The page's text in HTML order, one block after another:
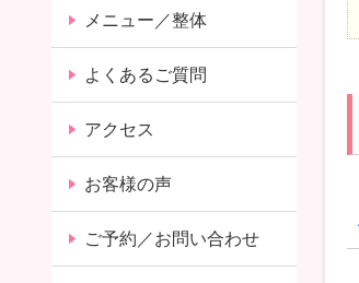
メニュー／整体
よくあるご質問
アクセス
お客様の声
ご予約／お問い合わせ